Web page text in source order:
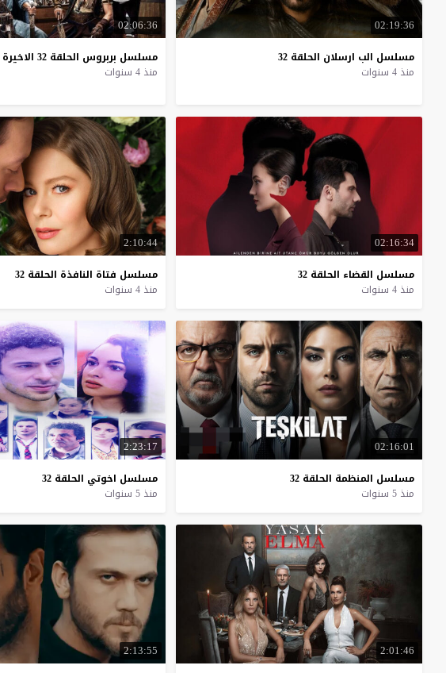
02:19:36
مسلسل الب ارسلان الحلقة 32
منذ 4 سنوات
02:06:36
مسلسل بربروس الحلقة 32 الاخيرة
منذ 4 سنوات
02:16:34
مسلسل القضاء الحلقة 32
منذ 4 سنوات
2:10:44
مسلسل فتاة النافذة الحلقة 32
منذ 4 سنوات
02:16:01
مسلسل المنظمة الحلقة 32
منذ 5 سنوات
2:23:17
مسلسل اخوتي الحلقة 32
منذ 5 سنوات
2:01:46
2:13:55